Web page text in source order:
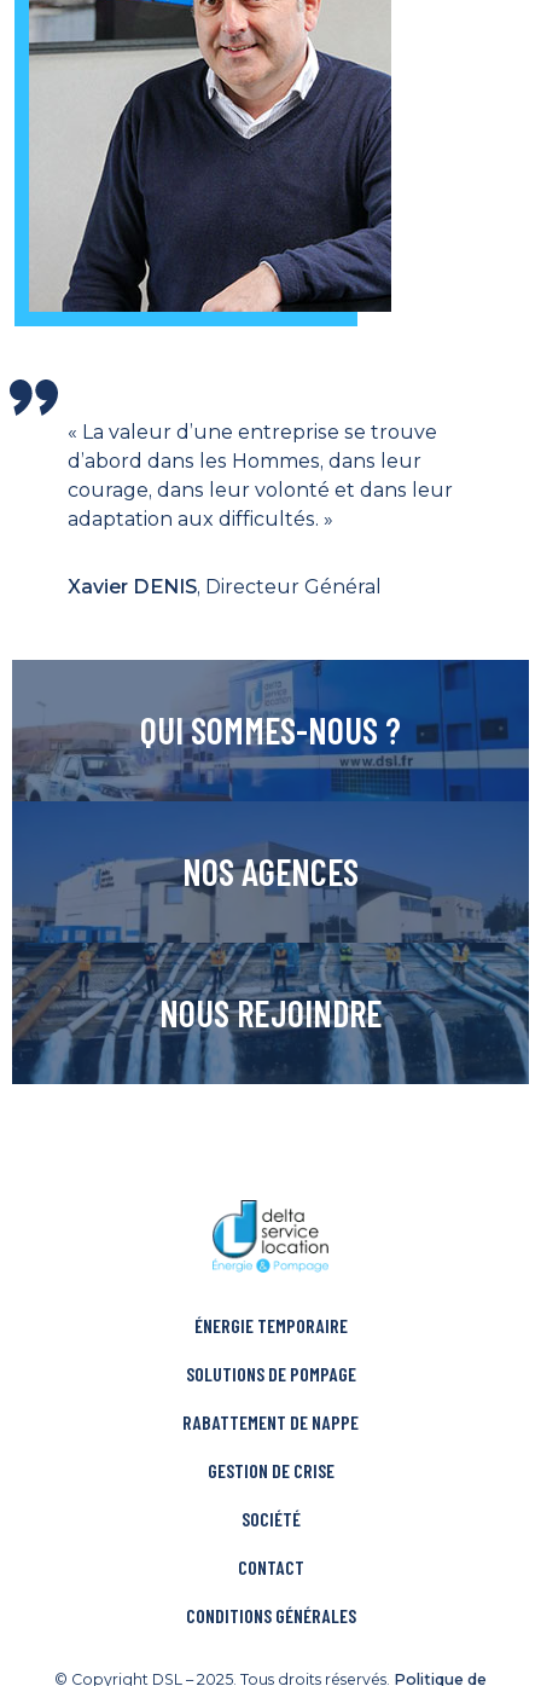
« La valeur d’une entreprise se trouve
d’abord dans les Hommes, dans leur
courage, dans leur volonté et dans leur
adaptation aux difficultés. »
Xavier DENIS, Directeur Général
QUI SOMMES-NOUS ?
NOS AGENCES
NOUS REJOINDRE
ÉNERGIE TEMPORAIRE
SOLUTIONS DE POMPAGE
RABATTEMENT DE NAPPE
GESTION DE CRISE
SOCIÉTÉ
CONTACT
CONDITIONS GÉNÉRALES
© Copyright DSL – 2025. Tous droits réservés. Politique de